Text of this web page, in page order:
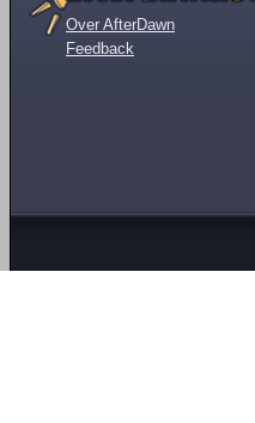
Over AfterDawn
Feedback